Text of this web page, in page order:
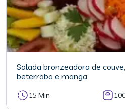
Salada bronzeadora de
beterraba e manga
15 Min